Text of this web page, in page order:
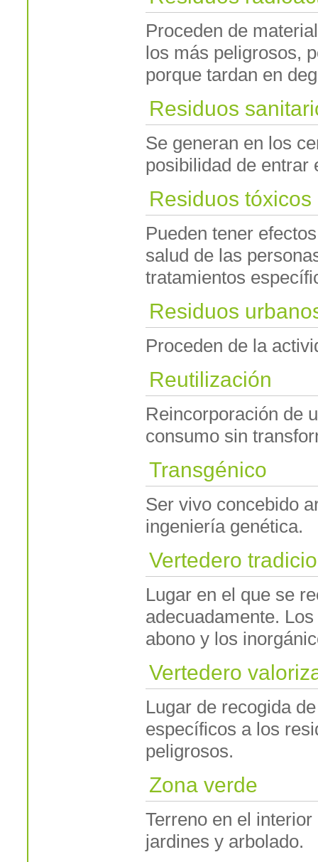
Proceden de
los más peligrosos,
porque tardan en
Residuos
Se generan en los
posibilidad de entrar
Residuos tóxicos
Pueden tener
salud de las
tratamientos
Residuos
Proceden de la
Reutilización
Reincorporación de
consumo sin
Transgénico
Ser vivo concebido
ingeniería genética.
Vertedero
Lugar en el que se
adecuadamente.
abono y los
Vertedero
Lugar de recogida
específicos a los
peligrosos.
Zona verde
Terreno en el
jardines y arbolado.